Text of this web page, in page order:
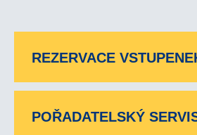
REZERVACE
POŘADATELSKÝ